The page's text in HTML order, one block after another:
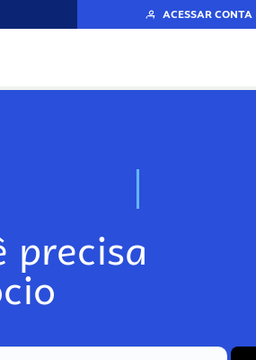
ACESSAR CONTA
N
precisa